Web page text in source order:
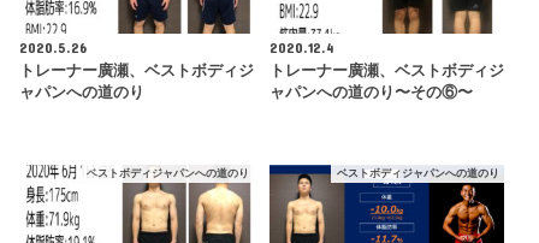
2020.5.26
トレーナー廣瀬、ベストボディジ
ャパンへの道のり
2020.12.4
トレーナー廣瀬、ベストボディジ
ャパンへの道のり〜その⑥〜
ベストボディジャパンへの道のり ベストボディジャパンへの道のり